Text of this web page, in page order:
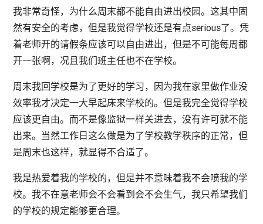
我非常奇怪，为什么周末都不能自由进出校园。这其中固
然有安全的考虑，但是我觉得学校还是有点serious了。凭
着老师开的请假条应该可以自由进出，但是不可能每周都
开一张啊，况且我们班主任也不在学校。
周末我回学校是为了更好的学习，因为我在家里做作业没
效率我才决定一大早起床来学校的。但是我完全觉得学校
应该更自由。而不是像监狱一样关进去，没有许可就不能
出来。当然工作日这么做是为了学校教学秩序的正常，但
是周末也这样，就显得不合适了。
我是热爱着我的学校的，但是并不意味着我不会喷我的学
校。我不在意老师会不会看到会不会生气，我只希望我们
的学校的规定能够更合理。